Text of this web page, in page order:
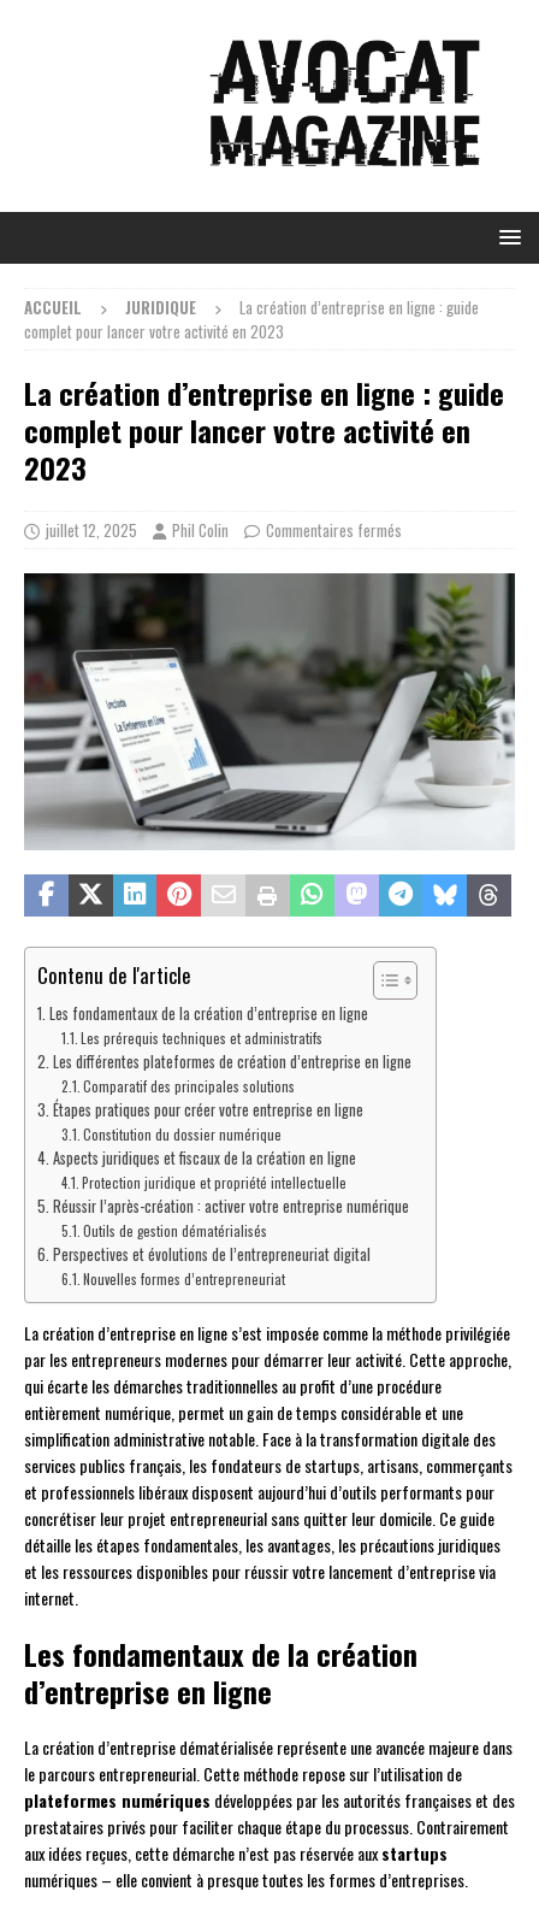
ACCUEIL JURIDIQUE
La création d’entreprise en ligne : guide
complet pour lancer votre activité en 2023
La création d’entreprise en ligne : guide
complet pour lancer votre activité en
2023
juillet 12, 2025 Phil Colin Commentaires fermés
Contenu de l'article
Les fondamentaux de la création d’entreprise en ligne
Les prérequis techniques et administratifs
Les différentes plateformes de création d’entreprise en ligne
Comparatif des principales solutions
Étapes pratiques pour créer votre entreprise en ligne
Constitution du dossier numérique
Aspects juridiques et fiscaux de la création en ligne
Protection juridique et propriété intellectuelle
Réussir l’après-création : activer votre entreprise numérique
Outils de gestion dématérialisés
Perspectives et évolutions de l’entrepreneuriat digital
Nouvelles formes d’entrepreneuriat
La création d’entreprise en ligne s’est imposée comme la méthode privilégiée
par les entrepreneurs modernes pour démarrer leur activité. Cette approche,
qui écarte les démarches traditionnelles au profit d’une procédure
entièrement numérique, permet un gain de temps considérable et une
simplification administrative notable. Face à la transformation digitale des
services publics français, les fondateurs de startups, artisans, commerçants
et professionnels libéraux disposent aujourd’hui d’outils performants pour
concrétiser leur projet entrepreneurial sans quitter leur domicile. Ce guide
détaille les étapes fondamentales, les avantages, les précautions juridiques
et les ressources disponibles pour réussir votre lancement d’entreprise via
internet.
Les fondamentaux de la création
d’entreprise en ligne
La création d’entreprise dématérialisée représente une avancée majeure dans
le parcours entrepreneurial. Cette méthode repose sur l’utilisation de
plateformes numériques développées par les autorités françaises et des
prestataires privés pour faciliter chaque étape du processus. Contrairement
aux idées reçues, cette démarche n’est pas réservée auxstartups
numériques – elle convient à presque toutes les formes d’entreprises.